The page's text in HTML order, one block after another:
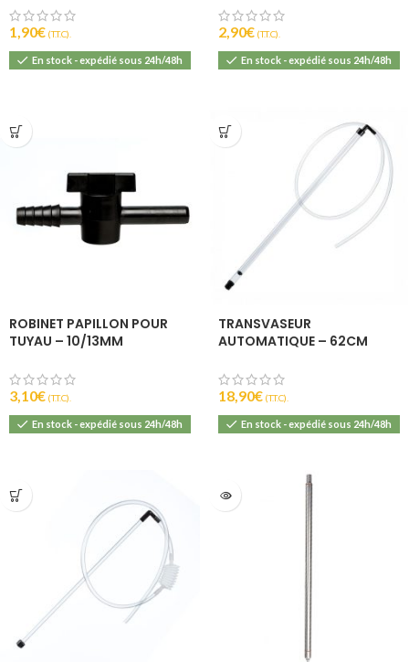
1,90€ (T.T.C).
En stock - expédié sous 24h/48h
2,90€ (T.T.C).
En stock - expédié sous 24h/48h
ROBINET PAPILLON POUR
TUYAU – 10/13MM
3,10€ (T.T.C).
En stock - expédié sous 24h/48h
TRANSVASEUR
AUTOMATIQUE – 62CM
18,90€ (T.T.C).
En stock - expédié sous 24h/48h